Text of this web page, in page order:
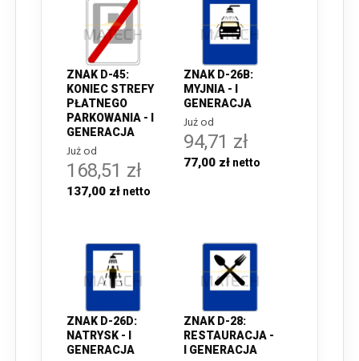
ZNAK D-45:
KONIEC STREFY
PŁATNEGO
PARKOWANIA - I
GENERACJA
Już od
168,51 zł
137,00 zł
ZNAK D-26B:
MYJNIA - I
GENERACJA
Już od
94,71 zł
77,00 zł
ZNAK D-26D:
NATRYSK - I
GENERACJA
ZNAK D-28:
RESTAURACJA -
I GENERACJA